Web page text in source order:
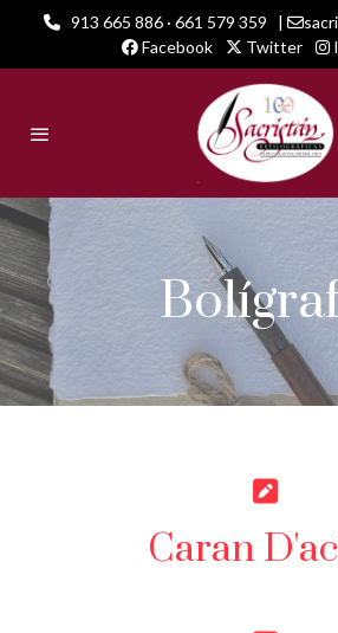
913 665 886 · 661 579 359 |
Facebook
Twitter
Caran